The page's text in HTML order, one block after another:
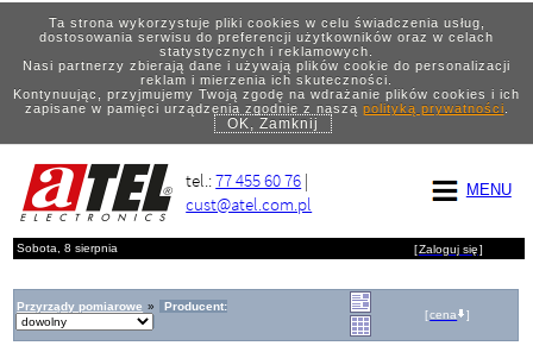
Ta strona wykorzystuje pliki cookies w celu świadczenia usług,
dostosowania serwisu do preferencji użytkowników oraz w celach
statystycznych i reklamowych.
Nasi partnerzy zbierają dane i używają plików cookie do personalizacji
reklam i mierzenia ich skuteczności.
Kontynuując, przyjmujemy Twoją zgodę na wdrażanie plików cookies i ich
zapisane w pamięci urządzenia zgodnie z naszą polityką prywatności.
OK, Zamknij
MENU
tel.:77 455 60 76 |
cust@atel.com.pl
Sobota, 8 sierpnia [Zaloguj się]
Przyrządy pomiarowe » Producent:
[cena ]